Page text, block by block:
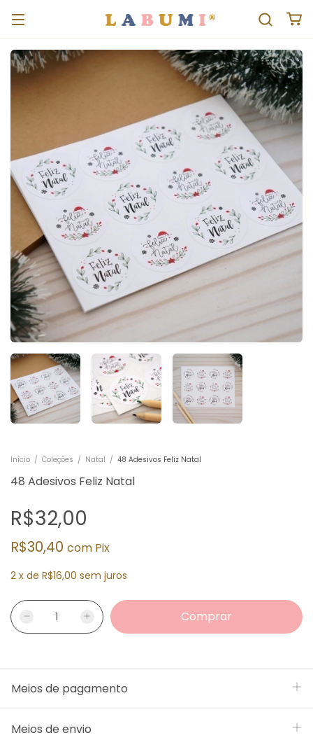
Início / Coleções / Natal / 48 Adesivos Feliz Natal
48 Adesivos Feliz Natal
R$32,00
R$30,40 com Pix
2 x de R$16,00 sem juros
Meios de pagamento
Meios de envio